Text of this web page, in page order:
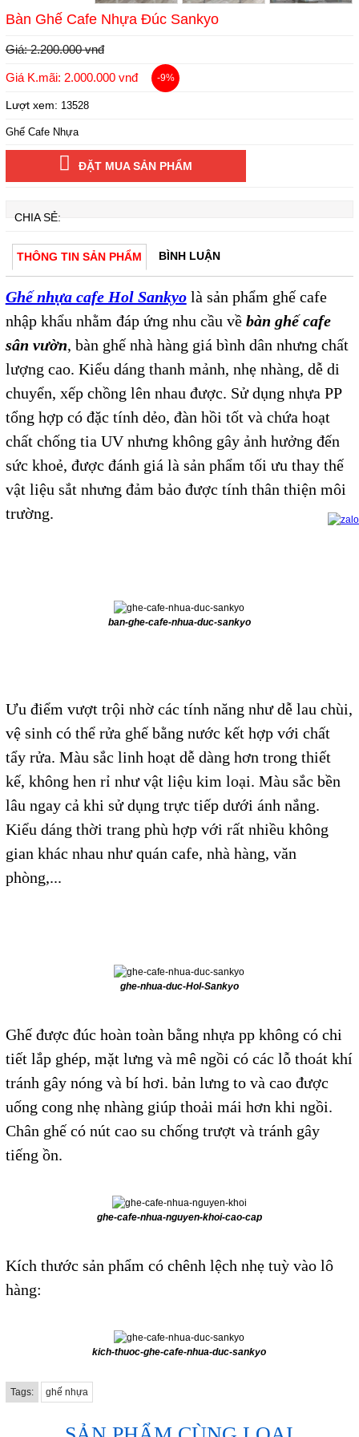
Bàn Ghế Cafe Nhựa Đúc Sankyo
Giá: 2.200.000 vnđ
Giá K.mãi: 2.000.000 vnđ -9%
Lượt xem: 13528
Ghế Cafe Nhựa
ĐẶT MUA SẢN PHẨM
CHIA SẺ:
THÔNG TIN SẢN PHẨM BÌNH LUẬN
Ghế nhựa cafe Hol Sankyolà sản phẩm ghế cafe
nhập khẩu nhằm đáp ứng nhu cầu về bàn ghế cafe
sân vườn, bàn ghế nhà hàng giá bình dân nhưng chất
lượng cao. Kiểu dáng thanh mảnh, nhẹ nhàng, dễ di
chuyển, xếp chồng lên nhau được. Sử dụng nhựa PP
tổng hợp có đặc tính dẻo, đàn hồi tốt và chứa hoạt
chất chống tia UV nhưng không gây ảnh hưởng đến
sức khoẻ, được đánh giá là sản phẩm tối ưu thay thế
vật liệu sắt nhưng đảm bảo được tính thân thiện môi
trường.
ban-ghe-cafe-nhua-duc-sankyo
Ưu điểm vượt trội nhờ các tính năng như dễ lau chùi,
vệ sinh có thể rửa ghế bằng nước kết hợp với chất
tẩy rửa. Màu sắc linh hoạt dễ dàng hơn trong thiết
kế, không hen rỉ như vật liệu kim loại. Màu sắc bền
lâu ngay cả khi sử dụng trực tiếp dưới ánh nắng.
Kiểu dáng thời trang phù hợp với rất nhiều không
gian khác nhau như quán cafe, nhà hàng, văn
phòng,...
ghe-nhua-duc-Hol-Sankyo
Ghế được đúc hoàn toàn bằng nhựa pp không có chi
tiết lắp ghép, mặt lưng và mê ngồi có các lỗ thoát khí
tránh gây nóng và bí hơi. bản lưng to và cao được
uống cong nhẹ nhàng giúp thoải mái hơn khi ngồi.
Chân ghế có nút cao su chống trượt và tránh gây
tiếng ồn.
ghe-cafe-nhua-nguyen-khoi-cao-cap
Kích thước sản phẩm có chênh lệch nhẹ tuỳ vào lô
hàng:
kich-thuoc-ghe-cafe-nhua-duc-sankyo
Tags: ghế nhựa